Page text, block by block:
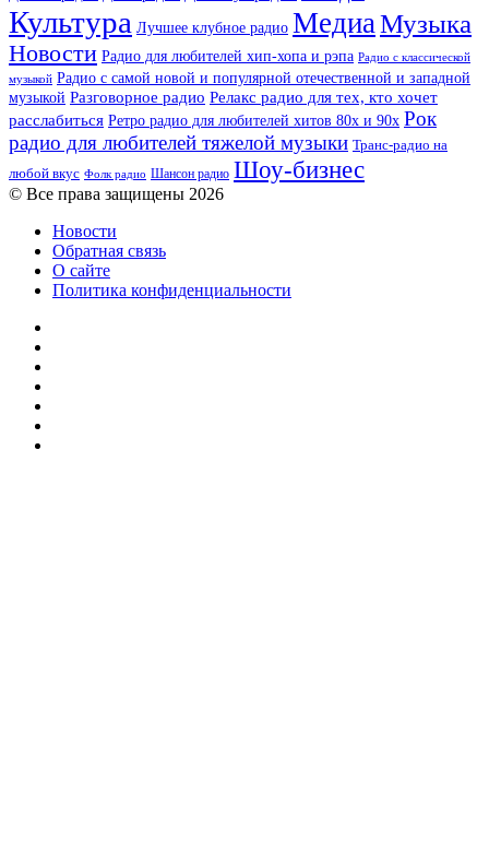
Культура Лучшее клубное радио Медиа Музыка
Новости Радио для любителей хип-хопа и рэпа Радио с классической
музыкой Радио с самой новой и популярной отечественной и западной
музыкой Разговорное радио Релакс радио для тех, кто хочет
расслабиться Ретро радио для любителей хитов 80х и 90х Рок
радио для любителей тяжелой музыки Транс-радио на
любой вкус Фолк радио Шансон радио Шоу-бизнес
© Все права защищены 2026
Новости
Обратная связь
О сайте
Политика конфиденциальности